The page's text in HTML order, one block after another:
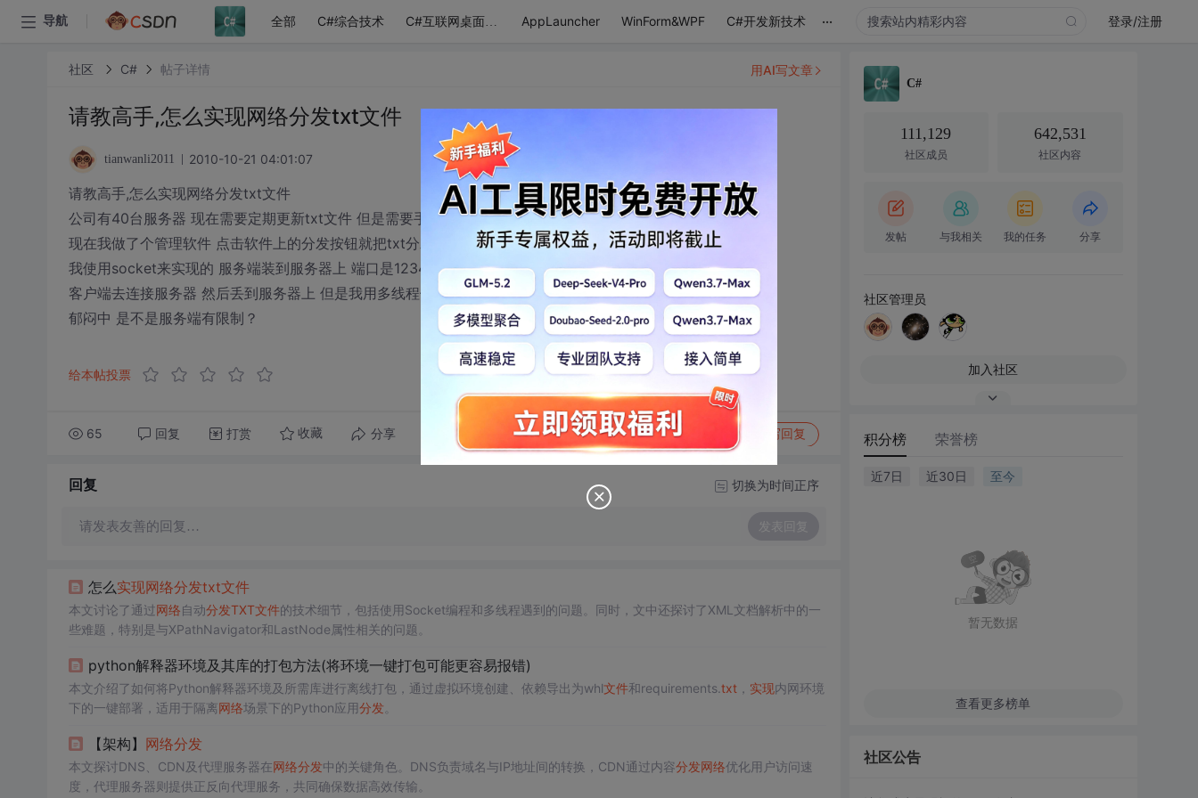
导航 全部 C#综合技术 C#互联网桌面应用 AppLauncher WinForm&WPF C#开发新技术 ... 登录/注册
社区 C# 帖子详情
请教高手,怎么实现网络分发txt文件
tianwanli2011 2010-10-21 04:01:07
请教高手,怎么实现网络分发txt文件
公司有40台服务器 现在需要定期更新txt文件 但是需要手动点击软件后更新
现在我做了个管理软件 点击软件上的分发按钮就把txt分发到指定ip的服务器上去
我使用socket来实现的 服务端装到服务器上 端口是12345
客户端去连接服务器 然后丢到服务器上 但是我用多线程做的 只能更新一台服务器
郁闷中 是不是服务端有限制？
给本帖投票
65 回复 打赏 收藏 分享 转发到动态 举报 写回复
用AI写文章
回复 切换为时间正序
请发表友善的回复… 发表回复
怎么实现网络分发txt文件
本文讨论了通过网络自动分发TXT文件的技术细节，包括使用Socket编程和多线程遇到的问题。同时，文中还探讨了XML文档解析中的一
些难题，特别是与XPathNavigator和LastNode属性相关的问题。
python解释器环境及其库的打包方法(将环境一键打包可能更容易报错)
本文介绍了如何将Python解释器环境及所需库进行离线打包，通过虚拟环境创建、依赖导出为whl文件和requirements. txt， 实现内网环境
下的一键部署，适用于隔离网络场景下的Python应用分发。
【架构】 网络分发
本文探讨DNS、CDN及代理服务器在网络分发中的关键角色。DNS负责域名与IP地址间的转换，CDN通过内容分发网络优化用户访问速
度，代理服务器则提供正反向代理服务，共同确保数据高效传输。
C#
111,129
社区成员
642,531
社区内容
发帖 与我相关 我的任务 分享
社区管理员
加入社区
积分榜 荣誉榜
近7日 近30日 至今
暂无数据
查看更多榜单
社区公告